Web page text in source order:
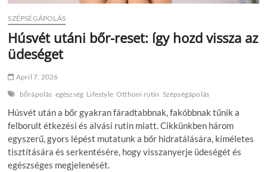
SZÉPSÉGÁPOLÁS
Húsvét utáni bőr-reset: így hozd vissza az
üdeséget
April 7, 2026
bőrápolás egészség Lifestyle Otthoni rutin Szépségápolás
Húsvét után a bőr gyakran fáradtabbnak, fakóbbnak tűnik a
felborult étkezési és alvási rutin miatt. Cikkünkben három
egyszerű, gyors lépést mutatunk a bőr hidratálására, kíméletes
tisztítására és serkentésére, hogy visszanyerje üdeségét és
egészséges megjelenését.